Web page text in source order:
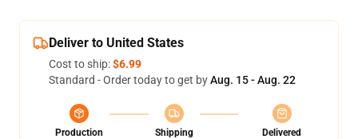
Deliver to United States
Cost to ship:$6.99
Standard - Order today to get byAug. 15 - Aug. 22
Production
Shipping
Delivered